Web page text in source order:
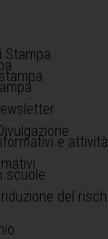
Stampa
e
scuole
del